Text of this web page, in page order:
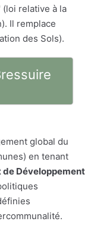
relative à la
Il remplace
des Sols).
global du
en tenant
Développement